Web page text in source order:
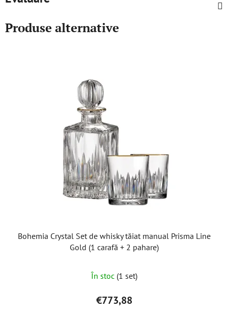
Produse alternative
Bohemia Crystal Set de whisky tăiat manual Prisma Line
Gold (1 carafă + 2 pahare)
În stoc (1 set)
€773,88